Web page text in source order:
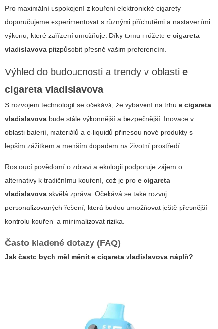
Pro maximální uspokojení z kouření elektronické cigarety
doporučujeme experimentovat s různými příchutěmi a nastaveními
výkonu, které zařízení umožňuje. Díky tomu můžete e cigareta
vladislavova přizpůsobit přesně vašim preferencím.
Výhled do budoucnosti a trendy v oblasti e
cigareta vladislavova
S rozvojem technologií se očekává, že vybavení na trhu e cigareta
vladislavova bude stále výkonnější a bezpečnější. Inovace v
oblasti baterií, materiálů a e-liquidů přinesou nové produkty s
lepším zážitkem a menším dopadem na životní prostředí.
Rostoucí povědomí o zdraví a ekologii podporuje zájem o
alternativy k tradičnímu kouření, což je pro e cigareta
vladislavova skvělá zpráva. Očekává se také rozvoj
personalizovaných řešení, která budou umožňovat ještě přesnější
kontrolu kouření a minimalizovat rizika.
Často kladené dotazy (FAQ)
Jak často bych měl měnit e cigareta vladislavova náplň?